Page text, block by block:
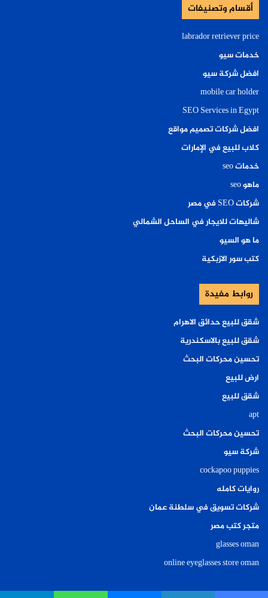
أقسام وتصنيفات
labrador retriever price
خدمات سيو
افضل شركة سيو
mobile car holder
SEO Services in Egypt
افضل شركات تصميم مواقع
كلاب للبيع في الإمارات
خدمات seo
ماهو seo
شركات SEO في مصر
شاليهات للايجار في الساحل الشمالي
ما هو السيو
كتب سور الازبكية
روابط مفيدة
شقق للبيع حدائق الاهرام
شقق للبيع بالاسكندرية
تحسين محركات البحث
ارض للبيع
شقق للبيع
apt
تحسين محركات البحث
شركة سيو
cockapoo puppies
روايات كامله
شركات تسويق في سلطنة عمان
متجر كتب مصر
glasses oman
online eyeglasses store oman